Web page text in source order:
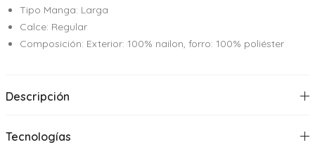
Tipo Manga: Larga
Calce: Regular
Composición: Exterior: 100% nailon, forro: 100% poliéster
Descripción
Tecnologías